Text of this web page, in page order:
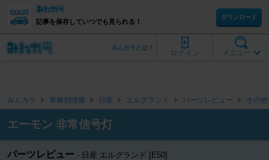
記事を保存していつでも見られる！
ダウンロード
メニュー
ログイン
みんカラとは？
みんカラ 車種別情報 日産 エルグランド パーツレビュー その他
エーモン 非常信号灯
パーツレビュー 日産 エルグランド [E50]